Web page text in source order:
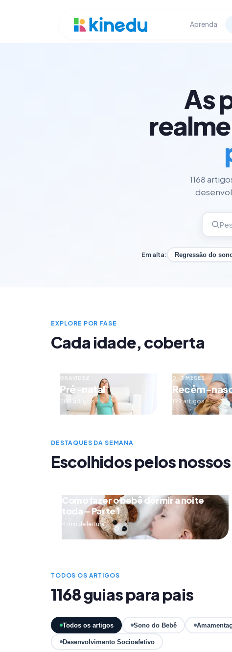
Aprenda
As
1168
Em alta: Regressão do
EXPLORE POR FASE
Cada idade, coberta
GRAVIDEZ
Pré-natal
209 artigos
0–3 MESES
Recém-
199 artigos
DESTAQUES DA SEMANA
Escolhidos pelos
Como fazer o bebê dormir a noite
toda – Parte 1
4 min de leitura
TODOS OS ARTIGOS
1168 guias para pais
Todos os artigos Sono do Bebê
Desenvolvimento Socioafetivo